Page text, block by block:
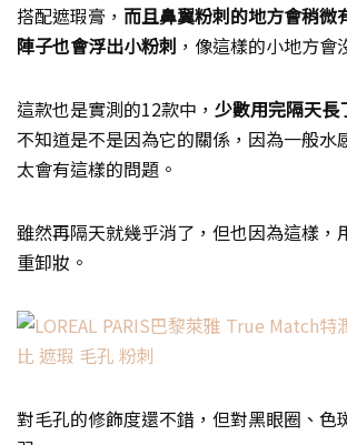
搭配遮瑕膏， 而且鼻翼粉刺的地方會稍微
陣子也會浮出小粉刺 ，像這樣的小地方會
這款也是實測的12款中， 少數用完隔天長
不知道是不是因為它的關係，因為一般水
太會有這樣的問題。
雖然再隔天就幾乎消了，但也因為這樣，
重卸妝。
對毛孔的修飾度還不錯，但對黑眼圈、色